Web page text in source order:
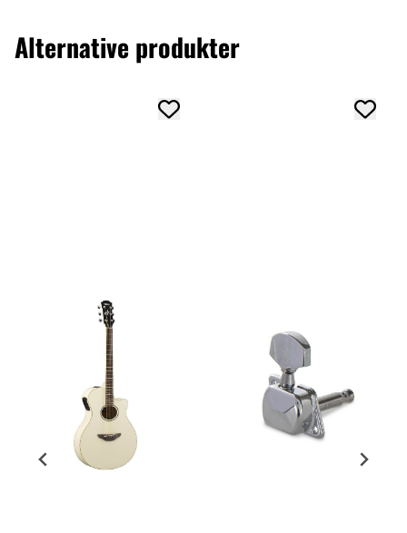
Alternative produkter